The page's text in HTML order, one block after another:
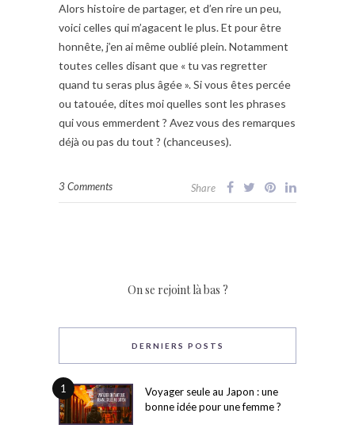
Alors histoire de partager, et d’en rire un peu,
voici celles qui m’agacent le plus. Et pour être
honnête, j’en ai même oublié plein. Notamment
toutes celles disant que « tu vas regretter
quand tu seras plus âgée ». Si vous êtes percée
ou tatouée, dites moi quelles sont les phrases
qui vous emmerdent ? Avez vous des remarques
déjà ou pas du tout ? (chanceuses).
3 Comments Share
On se rejoint là bas ?
DERNIERS POSTS
1
Voyager seule au Japon : une
bonne idée pour une femme ?